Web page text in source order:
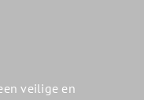
veilige en